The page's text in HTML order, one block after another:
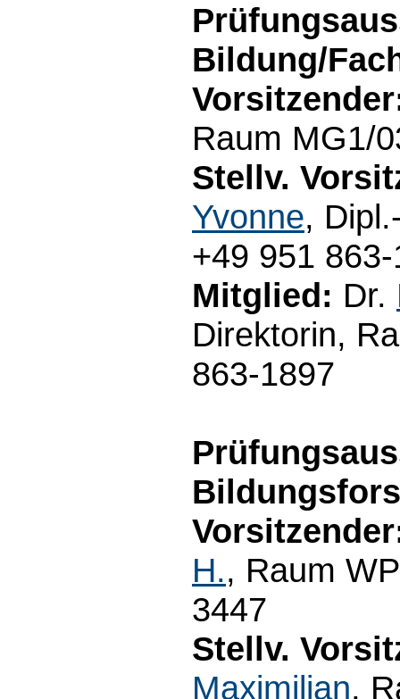
Bildung/
Raum MG1/
Stellv.
Yvonne,
+49 951
Mitglied: Dr.
Direktorin,
863-1897
H., Raum
3447
Stellv.
Maximilian,